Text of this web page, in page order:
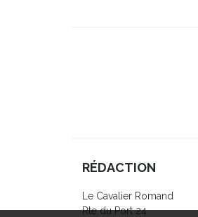
RÉDACTION
Le Cavalier Romand
Rte du Port 24